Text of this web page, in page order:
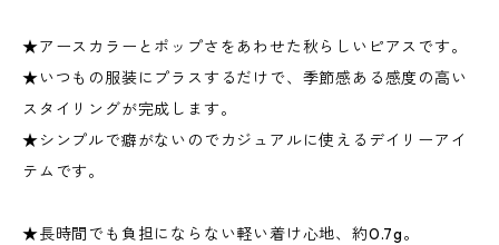
★アースカラーとポップさをあわせた秋らしいピアスです。
★いつもの服装にプラスするだけで、季節感ある感度の高い
スタイリングが完成します。
★シンプルで癖がないのでカジュアルに使えるデイリーアイ
テムです。
★長時間でも負担にならない軽い着け心地、約0.7g。